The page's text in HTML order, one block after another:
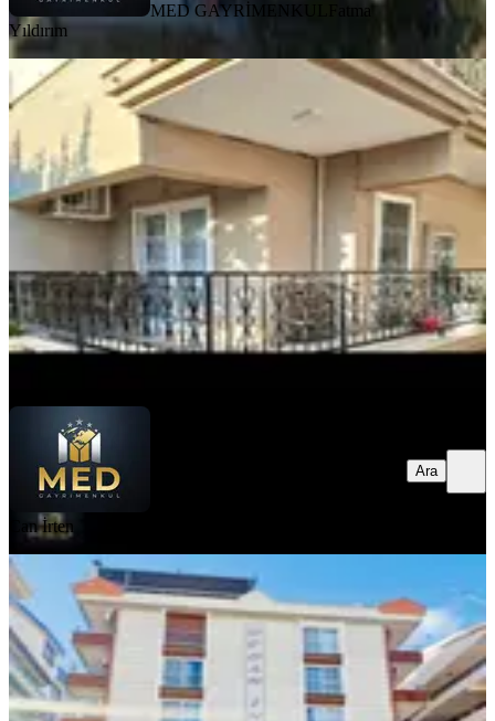
MED GAYRİMENKUL
Fatma
Yıldırım
YENİ
Çamlık Mahallesinde Villa Tadında
Daire
Didim, Çamlık Mahallesi
·85 m² Yüksek giriş 06.08.2026
4.950.000 ₺
MED GAYRİMENKULMehmet Can İrten
Can İrten
Ara
YENİ
Büyük!! Tam Merkezde 4*1
Asansörlü Dublex Daire
Didim, Yeni Mahallesi
4+1·140 m² 4. Kat 06.08.2026